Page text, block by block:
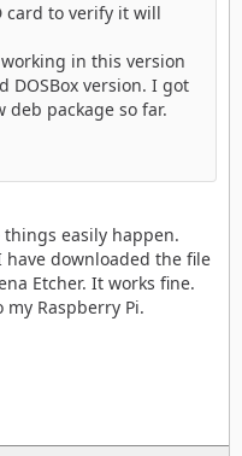
auch das Internet
gut arbeiten.
müssen nun
wechseln. Der
zuweisen, damit es
autoexec.bat geladen
card to verify it will
in this version
DOSBox version. I got
package so far.
easily happen.
downloaded the file
Etcher. It works fine.
Raspberry Pi.